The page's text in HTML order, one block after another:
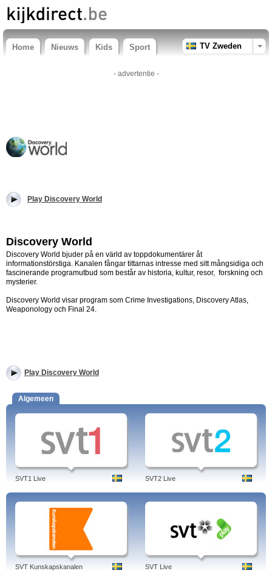
Home Nieuws Kids Sport TV Zweden
- advertentie -
Play Discovery World
Discovery World
Discovery World bjuder på en värld av toppdokumentärer åt
informationstörstiga. Kanalen fångar tittarnas intresse med sitt mångsidiga och
fascinerande programutbud som består av historia, kultur, resor, forskning och
mysterier.
Discovery World visar program som Crime Investigations, Discovery Atlas,
Weaponology och Final 24.
Play Discovery World
Algemeen
SVT1 Live SVT2 Live
SVT Kunskapskanalen SVT Live